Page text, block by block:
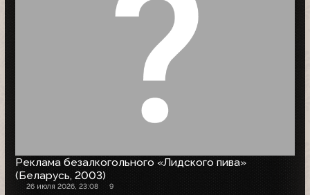
Реклама безалкогольного «Лидского пива»
(Беларусь, 2003)
26 июля 2026, 23:08 9